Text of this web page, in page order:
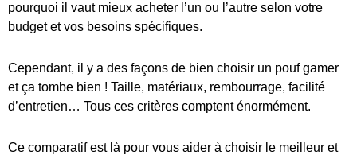
pourquoi il vaut mieux acheter l’un ou l’autre selon votre
budget et vos besoins spécifiques.
Cependant, il y a des façons de bien choisir un pouf gamer
et ça tombe bien ! Taille, matériaux, rembourrage, facilité
d’entretien… Tous ces critères comptent énormément.
Ce comparatif est là pour vous aider à choisir le meilleur et